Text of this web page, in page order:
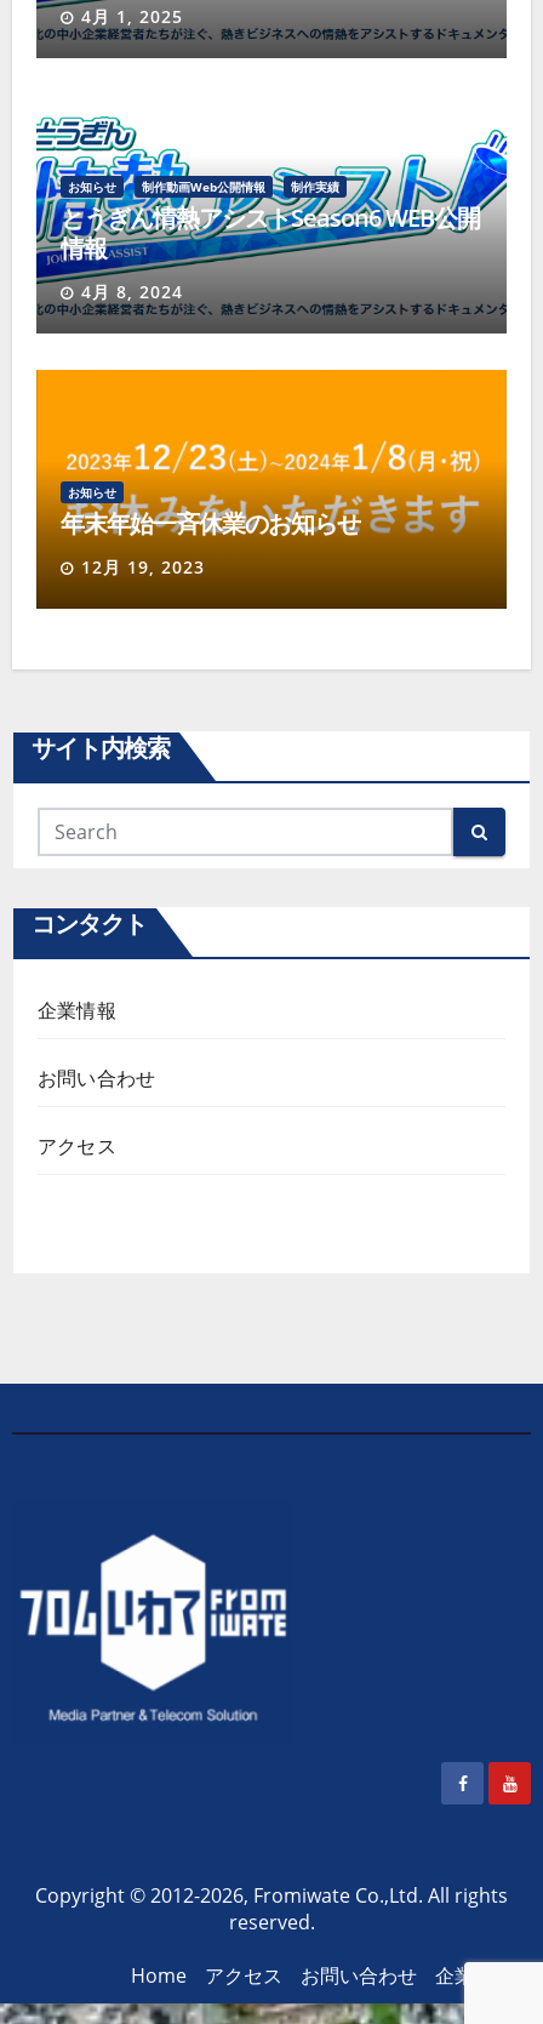
4月 1, 2025
お知らせ 制作動画Web公開情報 制作実績
とうぎん情熱アシストSeason6 WEB公開
情報
4月 8, 2024
お知らせ
年末年始一斉休業のお知らせ
12月 19, 2023
サイト内検索
コンタクト
企業情報
お問い合わせ
アクセス
テレビ番組・Web動画・VR・コマーシャル・オンライン会議
Copyright © 2012-2026, Fromiwate Co.,Ltd. All rights
reserved.
Home
アクセス お問い合わせ 企業情報